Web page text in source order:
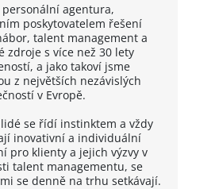
personální agentura,
poskytovatelem řešení
talent management a
zdroje s více než 30 lety
a jako takoví jsme
z největších nezávislých
v Evropě.
se řídí instinktem a vždy
inovativní a individuální
pro klienty a jejich výzvy v
talent managementu, se
se denně na trhu setkávají.